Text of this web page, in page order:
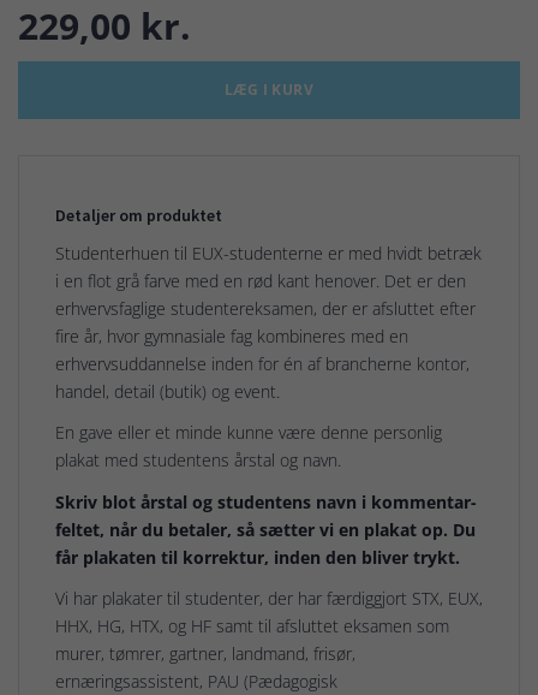
229,00 kr.
LÆG I KURV
Detaljer om produktet
Studenterhuen til EUX-studenterne er med hvidt betræk
i en flot grå farve med en rød kant henover. Det er den
erhvervsfaglige studentereksamen, der er afsluttet efter
fire år, hvor gymnasiale fag kombineres med en
erhvervsuddannelse inden for én af brancherne kontor,
handel, detail (butik) og event.
En gave eller et minde kunne være denne personlig
plakat med studentens årstal og navn.
Skriv blot årstal og studentens navn i kommentar-
feltet, når du betaler, så sætter vi en plakat op. Du
får plakaten til korrektur, inden den bliver trykt.
Vi har plakater til studenter, der har færdiggjort STX, EUX,
HHX, HG, HTX, og HF samt til afsluttet eksamen som
murer, tømrer, gartner, landmand, frisør,
ernæringsassistent, PAU (Pædagogisk